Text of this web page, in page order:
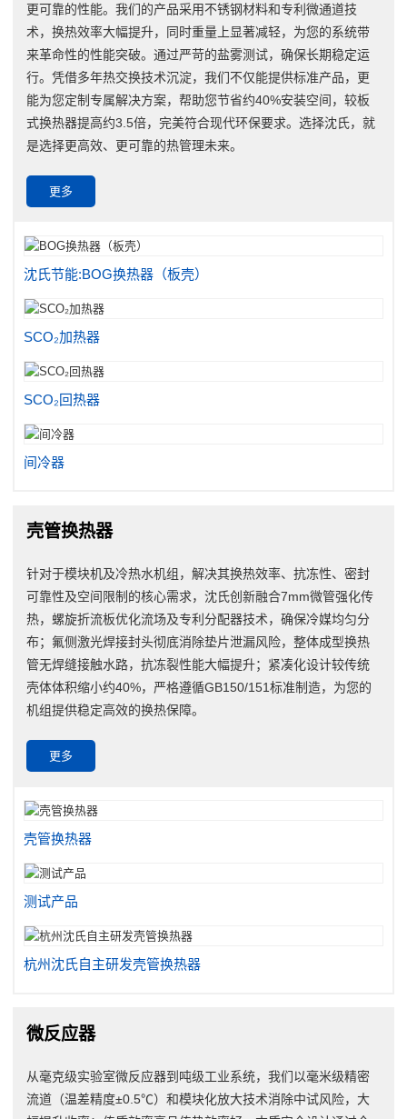
更可靠的性能。我们的产品采用不锈钢材料和专利微通道技
术，换热效率大幅提升，同时重量上显著减轻，为您的系统带
来革命性的性能突破。通过严苛的盐雾测试，确保长期稳定运
行。凭借多年热交换技术沉淀，我们不仅能提供标准产品，更
能为您定制专属解决方案，帮助您节省约40%安装空间，较板
式换热器提高约3.5倍，完美符合现代环保要求。选择沈氏，就
是选择更高效、更可靠的热管理未来。
更多
沈氏节能:BOG换热器（板壳）
SCO₂加热器
SCO₂回热器
间冷器
壳管换热器
针对于模块机及冷热水机组，解决其换热效率、抗冻性、密封
可靠性及空间限制的核心需求，沈氏创新融合7mm微管强化传
热，螺旋折流板优化流场及专利分配器技术，确保冷媒均匀分
布；氟侧激光焊接封头彻底消除垫片泄漏风险，整体成型换热
管无焊缝接触水路，抗冻裂性能大幅提升；紧凑化设计较传统
壳体体积缩小约40%，严格遵循GB150/151标准制造，为您的
机组提供稳定高效的换热保障。
更多
壳管换热器
测试产品
杭州沈氏自主研发壳管换热器
微反应器
从毫克级实验室微反应器到吨级工业系统，我们以毫米级精密
流道（温差精度±0.5℃）和模块化放大技术消除中试风险，大